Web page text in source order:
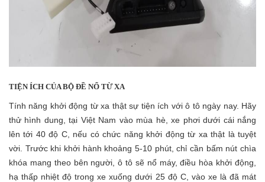
TIỆN ÍCH CỦA BỘ ĐỀ NỔ TỪ XA
Tính năng khởi động từ xa thật sự tiện ích với ô tô ngày nay. Hãy
thử hình dung, tại Việt Nam vào mùa hè, xe phơi dưới cái nắng
lên tới 40 độ C, nếu có chức năng khởi động từ xa thật là tuyệt
vời. Trước khi khởi hành khoảng 5-10 phút, chỉ cần bấm nút chìa
khóa mang theo bên người, ô tô sẽ nổ máy, điều hòa khởi động,
hạ thấp nhiệt độ trong xe xuống dưới 25 độ C, vào xe là đã mát